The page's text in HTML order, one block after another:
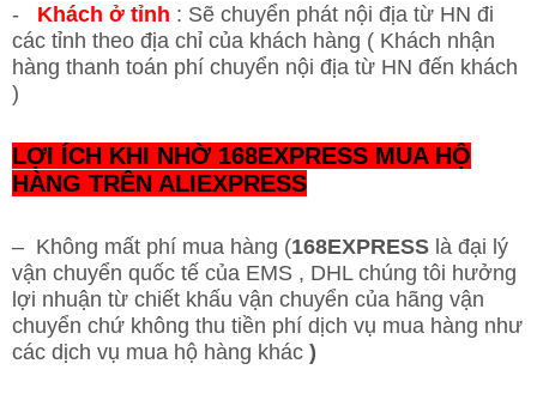
- Khách ở tỉnh : Sẽ chuyển phát nội địa từ HN đi
các tỉnh theo địa chỉ của khách hàng ( Khách nhận
hàng thanh toán phí chuyển nội địa từ HN đến khách
)
LỢI ÍCH KHI NHỜ 168EXPRESS MUA HỘ
HÀNG TRÊN ALIEXPRESS
– Không mất phí mua hàng (168EXPRESS là đại lý
vận chuyển quốc tế của EMS , DHL chúng tôi hưởng
lợi nhuận từ chiết khấu vận chuyển của hãng vận
chuyển chứ không thu tiền phí dịch vụ mua hàng như
các dịch vụ mua hộ hàng khác )